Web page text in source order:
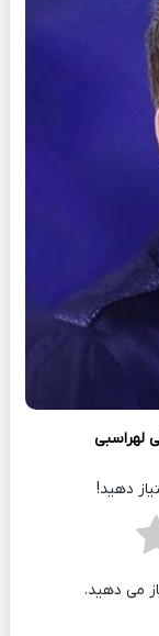
لهراسبی
دهید!
می دهید.